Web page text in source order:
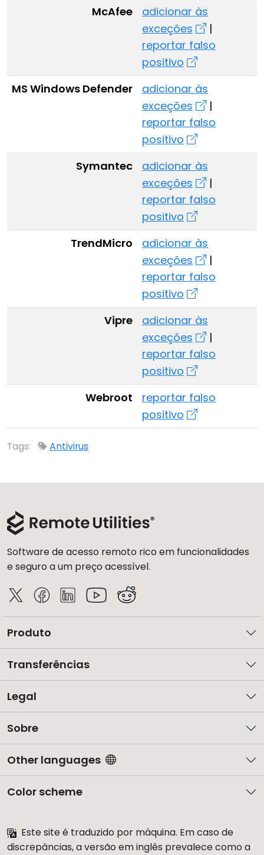
McAfee
adicionar às
exceções
|
reportar falso
positivo
MS Windows Defender
adicionar às
exceções
|
reportar falso
positivo
Symantec
adicionar às
exceções
|
reportar falso
positivo
TrendMicro
adicionar às
exceções
|
reportar falso
positivo
Vipre
adicionar às
exceções
|
reportar falso
positivo
Webroot
reportar falso
positivo
Tags: Antivirus
Software de acesso remoto rico em funcionalidades
e seguro a um preço acessível.
Produto
Transferências
Legal
Sobre
Other languages
Color scheme
Este site é traduzido por máquina. Em caso de
discrepâncias, a versão em inglês prevalece como a